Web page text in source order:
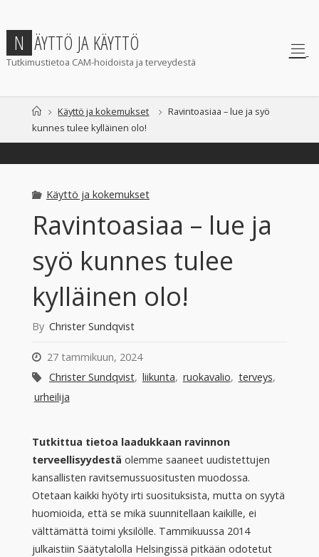
content
N ÄYTTÖ JA KÄYTTÖ
Tutkimustietoa CAM-hoidoista ja terveydestä
HomeKäyttö ja kokemukset
Ravintoasiaa – lue ja syö
kunnes tulee kylläinen olo!
Käyttö ja kokemukset
Ravintoasiaa – lue ja
syö kunnes tulee
kylläinen olo!
By Christer Sundqvist
27 tammikuun, 2024
Christer Sundqvist, liikunta, ruokavalio, terveys,
urheilija
Tutkittua tietoa laadukkaan ravinnon
terveellisyydestä olemme saaneet uudistettujen
kansallisten ravitsemussuositusten muodossa.
Otetaan kaikki hyöty irti suosituksista, mutta on syytä
huomioida, että se mikä suunnitellaan kaikille, ei
välttämättä toimi yksilölle. Tammikuussa 2014
julkaistiin Säätytalolla Helsingissä pitkään odotetut